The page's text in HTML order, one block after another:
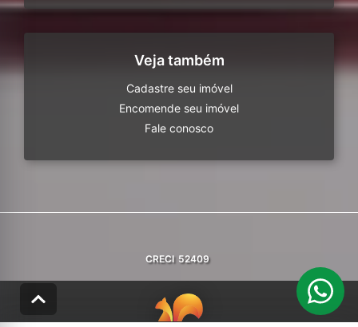
Veja também
Cadastre seu imóvel
Encomende seu imóvel
Fale conosco
CRECI 52409